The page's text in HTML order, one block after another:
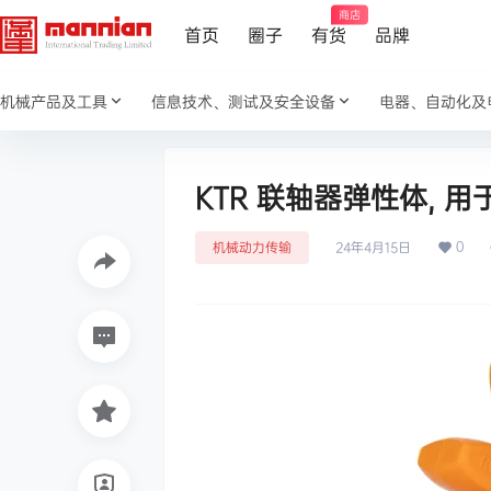
首页 圈子 有货
商店
品牌
机械产品及工具 信息技术、测试及安全设备 电器、自动化及
KTR 联轴器弹性体, 用
机械动力传输 24年4月15日 0